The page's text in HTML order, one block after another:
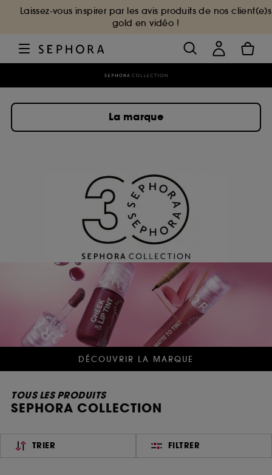
Laissez-vous inspirer par les avis produits de nos client(e)s
gold en vidéo !
La marque
DÉCOUVRIR LA MARQUE
TOUS LES PRODUITS
SEPHORA COLLECTION
TRIER FILTRER